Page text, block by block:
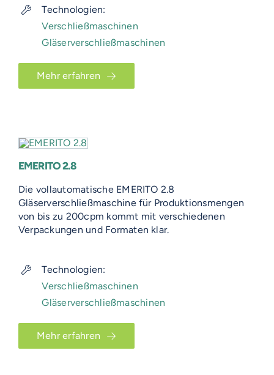
Technologien:
Verschließmaschinen
Gläserverschließmaschinen
Mehr erfahren
EMERITO 2.8
Die vollautomatische EMERITO 2.8
Gläserverschließmaschine für Produktionsmengen
von bis zu 200cpm kommt mit verschiedenen
Verpackungen und Formaten klar.
Technologien:
Verschließmaschinen
Gläserverschließmaschinen
Mehr erfahren